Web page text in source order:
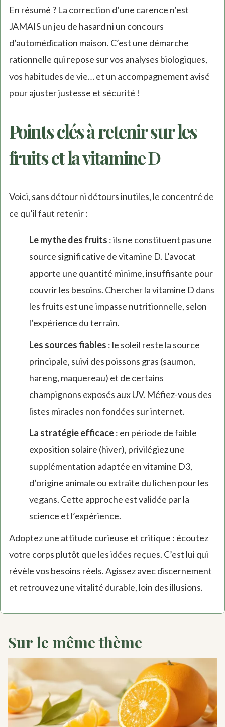
En résumé ? La correction d’une carence n’est
JAMAIS un jeu de hasard ni un concours
d’automédication maison. C’est une démarche
rationnelle qui repose sur vos analyses biologiques,
vos habitudes de vie… et un accompagnement avisé
pour ajuster justesse et sécurité !
Points clés à retenir sur les
fruits et la vitamine D
Voici, sans détour ni détours inutiles, le concentré de
ce qu’il faut retenir :
Le mythe des fruits : ils ne constituent pas une
source significative de vitamine D. L’avocat
apporte une quantité minime, insuffisante pour
couvrir les besoins. Chercher la vitamine D dans
les fruits est une impasse nutritionnelle, selon
l’expérience du terrain.
Les sources fiables : le soleil reste la source
principale, suivi des poissons gras (saumon,
hareng, maquereau) et de certains
champignons exposés aux UV. Méfiez-vous des
listes miracles non fondées sur internet.
La stratégie efficace: en période de faible
exposition solaire (hiver), privilégiez une
supplémentation adaptée en vitamine D3,
d’origine animale ou extraite du lichen pour les
vegans. Cette approche est validée par la
science et l’expérience.
Adoptez une attitude curieuse et critique : écoutez
votre corps plutôt que les idées reçues. C’est lui qui
révèle vos besoins réels. Agissez avec discernement
et retrouvez une vitalité durable, loin des illusions.
Sur le même thème